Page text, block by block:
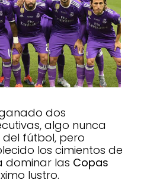
dos
algo nunca
del fútbol, pero
los cimientos de
dominar las Copas
lustro.